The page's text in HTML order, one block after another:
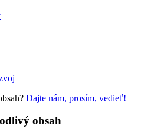
Dajte nám, prosím, vedieť!
obsah